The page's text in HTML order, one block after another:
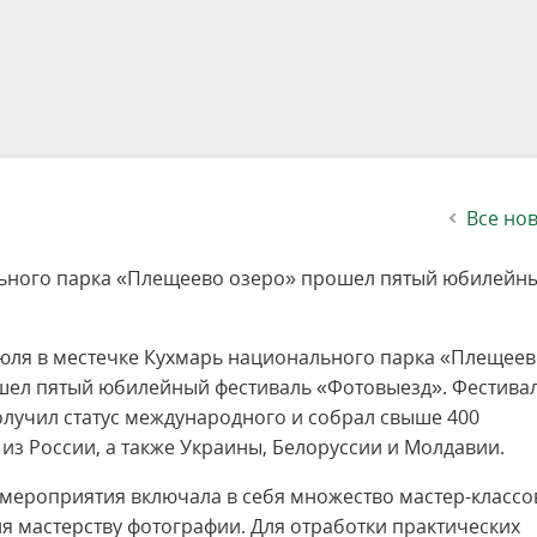
парка
карта
на озере Зоны для парусного спорта
карта
Интерактивная карта
Все
парка «Плещеево озеро» прошел пятый
в местечке Кухмарь национального парка
пятый юбилейный фестиваль «Фотовыезд».
статус международного и собрал свыше 400
России, а также Украины, Белоруссии и Молдавии.
включала в себя множество мастер-
мастерству фотографии. Для отработки практических